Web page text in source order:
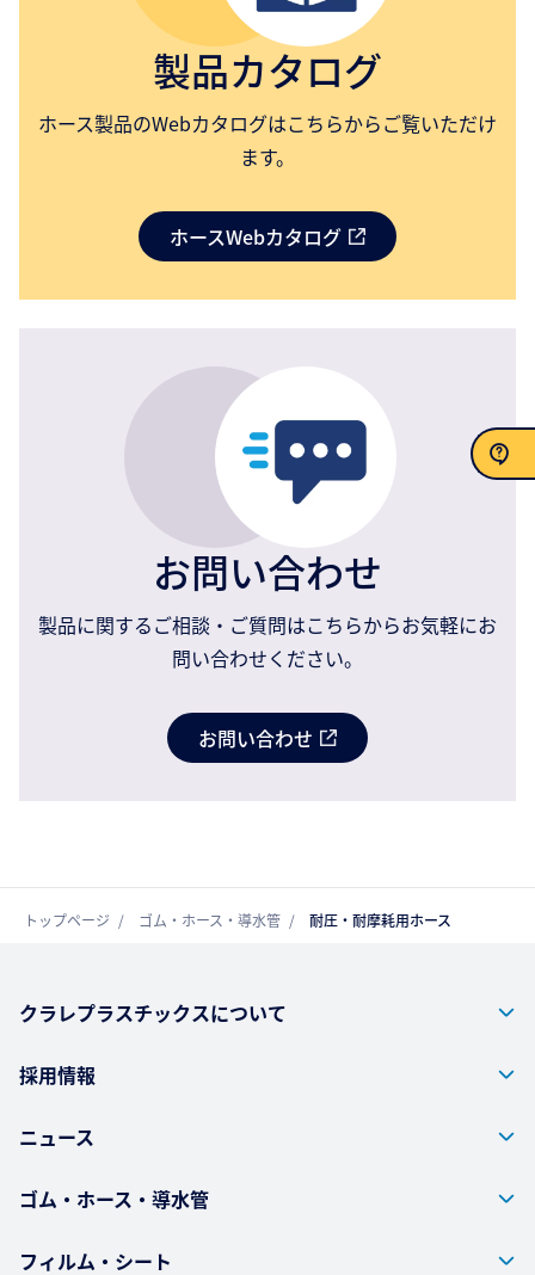
お問い合わせ
製品カタログ
ホース製品のWebカタログはこちらからご覧いただけ
ます。
ホースWebカタログ
お問い合わせ
製品に関するご相談・ご質問はこちらからお気軽にお
問い合わせください。
お問い合わせ
トップページ ゴム・ホース・導水管 耐圧・耐摩耗用ホース
クラレプラスチックスについて
採用情報
ニュース
ゴム・ホース・導水管
フィルム・シート